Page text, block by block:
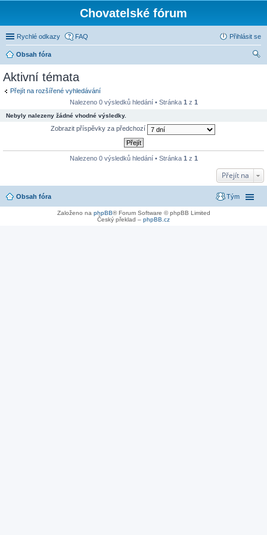
Chovatelské fórum
Rychlé odkazy FAQ Přihlásit se
Obsah fóra
Aktivní témata
Přejít na rozšířené vyhledávání
Nalezeno 0 výsledků hledání • Stránka 1 z 1
Nebyly nalezeny žádné vhodné výsledky.
Zobrazit příspěvky za předchozí
Nalezeno 0 výsledků hledání • Stránka 1 z 1
Přejít na
Obsah fóra Tým
Založeno na phpBB® Forum Software © phpBB Limited
Český překlad – phpBB.cz